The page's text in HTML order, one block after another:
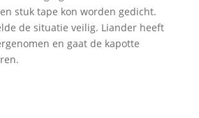
stuk tape kon worden gedicht.
de situatie veilig. Liander heeft
en gaat de kapotte